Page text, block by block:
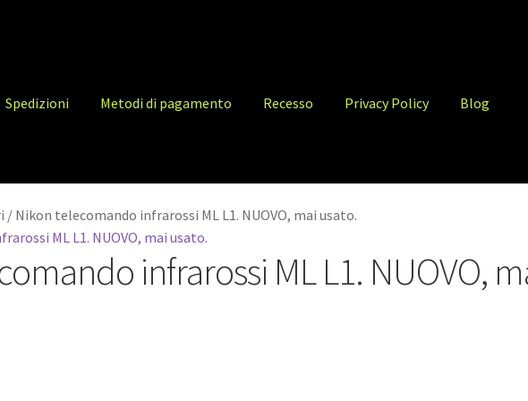
Spedizioni Metodi di pagamento Recesso Privacy Policy Blog
/ Nikon telecomando infrarossi ML L1. NUOVO, mai usato.
infrarossi ML L1. NUOVO,